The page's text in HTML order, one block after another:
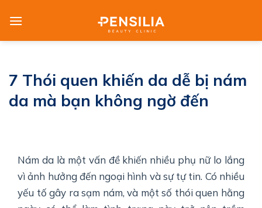
7 Thói quen khiến da dễ bị nám
da mà bạn không ngờ đến
Nám da là một vấn đề khiến nhiều phụ nữ lo lắng
vì ảnh hưởng đến ngoại hình và sự tự tin. Có nhiều
yếu tố gây ra sạm nám, và một số thói quen hằng